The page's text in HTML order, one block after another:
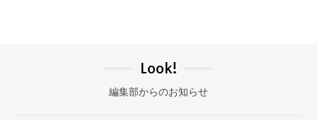
Look!
編集部からのお知らせ